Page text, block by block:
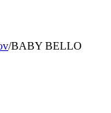
/BABY BELLO